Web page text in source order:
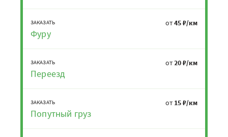
ЗАКАЗАТЬ
Фуру
от45 ₽/км
ЗАКАЗАТЬ
Переезд
от20 ₽/км
ЗАКАЗАТЬ
Попутный груз
от 15 ₽/км